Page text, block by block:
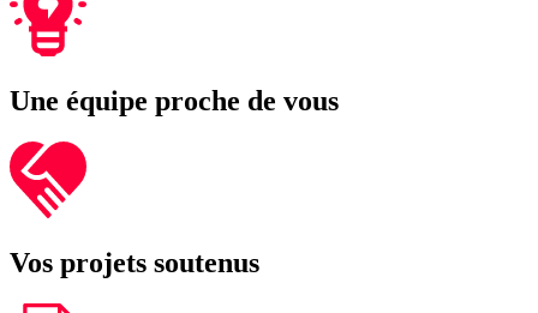
Une équipe proche de vous
Vos projets soutenus